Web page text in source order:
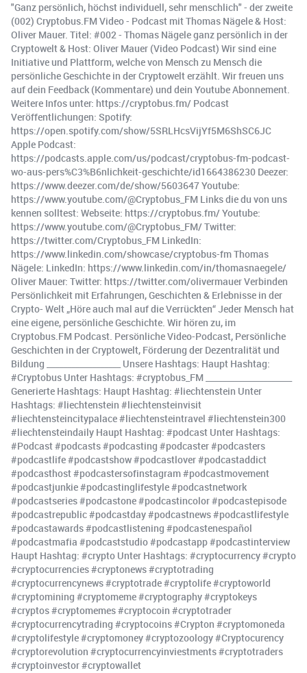
"Ganz persönlich, höchst individuell, sehr menschlich" - der zweite
(002) Cryptobus.FM Video - Podcast mit Thomas Nägele & Host:
Oliver Mauer. Titel: #002 - Thomas Nägele ganz persönlich in der
Cryptowelt & Host: Oliver Mauer (Video Podcast) Wir sind eine
Initiative und Plattform, welche von Mensch zu Mensch die
persönliche Geschichte in der Cryptowelt erzählt. Wir freuen uns
auf dein Feedback (Kommentare) und dein Youtube Abonnement.
Weitere Infos unter: https://cryptobus.fm/ Podcast
Veröffentlichungen: Spotify:
https://open.spotify.com/show/5SRLHcsVijYf5M6ShSC6JC
Apple Podcast:
https://podcasts.apple.com/us/podcast/cryptobus-fm-podcast-
wo-aus-pers%C3%B6nlichkeit-geschichte/id1664386230 Deezer:
https://www.deezer.com/de/show/5603647 Youtube:
https://www.youtube.com/@Cryptobus_FM Links die du von uns
kennen solltest: Webseite: https://cryptobus.fm/ Youtube:
https://www.youtube.com/@Cryptobus_FM/ Twitter:
https://twitter.com/Cryptobus_FM LinkedIn:
https://www.linkedin.com/showcase/cryptobus-fm Thomas
Nägele: LinkedIn: https://www.linkedin.com/in/thomasnaegele/
Oliver Mauer: Twitter: https://twitter.com/olivermauer Verbinden
Persönlichkeit mit Erfahrungen, Geschichten & Erlebnisse in der
Crypto- Welt „Höre auch mal auf die Verrückten“ Jeder Mensch hat
eine eigene, persönliche Geschichte. Wir hören zu, im
Cryptobus.FM Podcast. Persönliche Video-Podcast, Persönliche
Geschichten in der Cryptowelt, Förderung der Dezentralität und
Bildung __________________ Unsere Hashtags: Haupt Hashtag:
#Cryptobus Unter Hashtags: #cryptobus_FM _____________________
Generierte Hashtags: Haupt Hashtag: #liechtenstein Unter
Hashtags: #liechtenstein #liechtensteinvisit
#liechtensteincitypalace #liechtensteintravel #liechtenstein300
#liechtensteindaily Haupt Hashtag: #podcast Unter Hashtags:
#Podcast #podcasts #podcasting #podcaster #podcasters
#podcastlife #podcastshow #podcastlover #podcastaddict
#podcasthost #podcastersofinstagram #podcastmovement
#podcastjunkie #podcastinglifestyle #podcastnetwork
#podcastseries #podcastone #podcastincolor #podcastepisode
#podcastrepublic #podcastday #podcastnews #podcastlifestyle
#podcastawards #podcastlistening #podcastenespañol
#podcastmafia #podcaststudio #podcastapp #podcastinterview
Haupt Hashtag: #crypto Unter Hashtags: #cryptocurrency #crypto
#cryptocurrencies #cryptonews #cryptotrading
#cryptocurrencynews #cryptotrade #cryptolife #cryptoworld
#cryptomining #cryptomeme #cryptography #cryptokeys
#cryptos #cryptomemes #cryptocoin #cryptotrader
#cryptocurrencytrading #cryptocoins #Crypton #cryptomoneda
#cryptolifestyle #cryptomoney #cryptozoology #Cryptocurency
#cryptorevolution #cryptocurrencyinviestments #cryptotraders
#cryptoinvestor #cryptowallet